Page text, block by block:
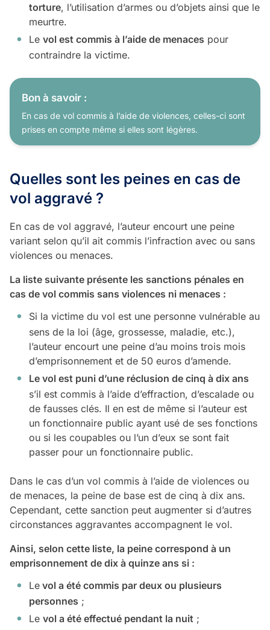
torture, l’utilisation d’armes ou d’objets ainsi que le
meurtre.
Le vol est commis à l’aide de menaces pour
contraindre la victime.
Bon à savoir :
En cas de vol commis à l’aide de violences, celles-ci sont
prises en compte même si elles sont légères.
Quelles sont les peines en cas de
vol aggravé ?
En cas de vol aggravé, l’auteur encourt une peine
variant selon qu’il ait commis l’infraction avec ou sans
violences ou menaces.
La liste suivante présente les sanctions pénales en
cas de vol commis sans violences ni menaces :
Si la victime du vol est une personne vulnérable au
sens de la loi (âge, grossesse, maladie, etc.),
l’auteur encourt une peine d’au moins trois mois
d’emprisonnement et de 50 euros d’amende.
Le vol est puni d’une réclusion de cinq à dix ans
s’il est commis à l’aide d’effraction, d’escalade ou
de fausses clés. Il en est de même si l’auteur est
un fonctionnaire public ayant usé de ses fonctions
ou si les coupables ou l’un d’eux se sont fait
passer pour un fonctionnaire public.
Dans le cas d’un vol commis à l’aide de violences ou
de menaces, la peine de base est de cinq à dix ans.
Cependant, cette sanction peut augmenter si d’autres
circonstances aggravantes accompagnent le vol.
Ainsi, selon cette liste, la peine correspond à un
emprisonnement de dix à quinze ans si :
Le vol a été commis par deux ou plusieurs
personnes ;
Le vol a été effectué pendant la nuit ;